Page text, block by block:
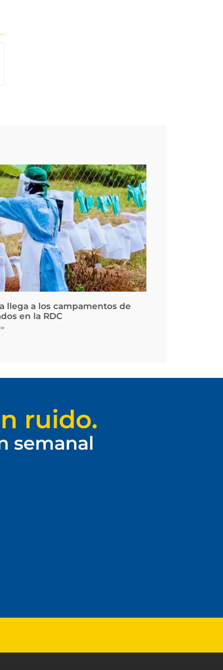
llega a los campamentos de
en la RDC
ruido.
semanal